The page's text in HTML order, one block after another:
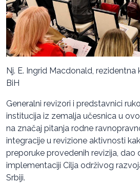
Nj. E. Ingrid Macdonald, rezidentna
BiH
Generalni revizori i predstavnici
institucija iz zemalja učesnica u
na značaj pitanja rodne
integracije u revizione aktivnosti
preporuke provedenih revizija, dao
implementaciji Cilja održivog
Srbiji.